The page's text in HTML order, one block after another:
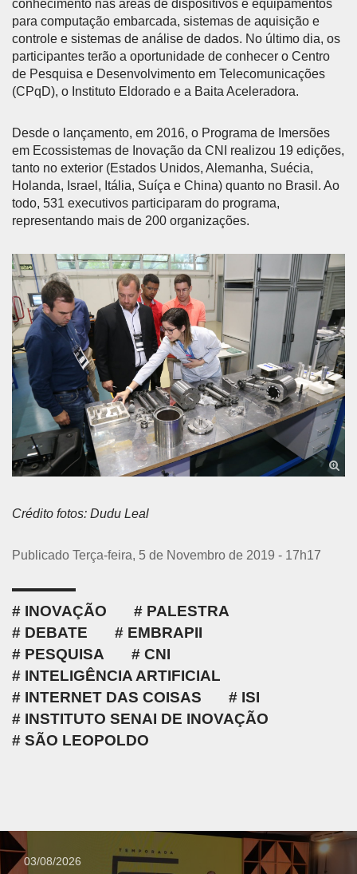
conhecimento nas áreas de dispositivos e equipamentos
para computação embarcada, sistemas de aquisição e
controle e sistemas de análise de dados. No último dia, os
participantes terão a oportunidade de conhecer o Centro
de Pesquisa e Desenvolvimento em Telecomunicações
(CPqD), o Instituto Eldorado e a Baita Aceleradora.
Desde o lançamento, em 2016, o Programa de Imersões
em Ecossistemas de Inovação da CNI realizou 19 edições,
tanto no exterior (Estados Unidos, Alemanha, Suécia,
Holanda, Israel, Itália, Suíça e China) quanto no Brasil. Ao
todo, 531 executivos participaram do programa,
representando mais de 200 organizações.
Crédito fotos: Dudu Leal
Publicado Terça-feira, 5 de Novembro de 2019 - 17h17
INOVAÇÃO
PALESTRA
DEBATE
EMBRAPII
PESQUISA
CNI
INTELIGÊNCIA ARTIFICIAL
INTERNET DAS COISAS
ISI
INSTITUTO SENAI DE INOVAÇÃO
SÃO LEOPOLDO
03/08/2026